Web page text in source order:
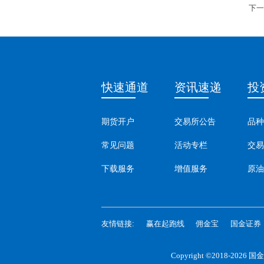
下
快速通道
期货开户
常见问题
下载服务
资讯速递
交易所公告
活动专栏
增值服务
投
品
交
原
友情链接: 赢在起跑线 佣金宝 国金证券
Copyright ©2018-2026 国